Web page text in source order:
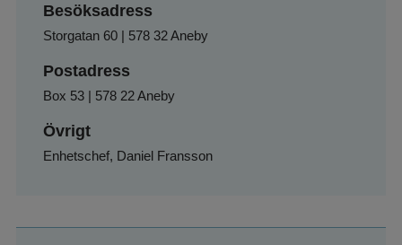
Besöksadress
Storgatan 60 | 578 32 Aneby
Postadress
Box 53 | 578 22 Aneby
Övrigt
Enhetschef, Daniel Fransson